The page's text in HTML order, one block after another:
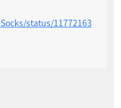
status/11772163